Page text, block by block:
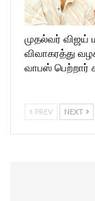
முதல்வர் விஜய்
விவாகரத்து
வாபஸ் பெற்றார்
PREV NEXT